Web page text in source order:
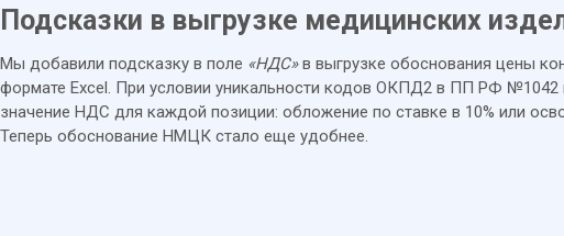
Подсказки в выгрузке медицинских
Мы добавили подсказку в поле «НДС»в выгрузке обоснования цены
формате Excel. При условии уникальности кодов ОКПД2 в ПП РФ
значение НДС для каждой позиции: обложение по ставке в 10% или
Теперь обоснование НМЦК стало еще удобнее.